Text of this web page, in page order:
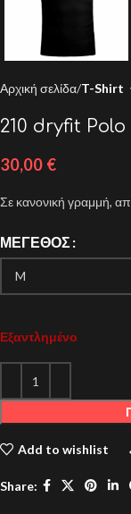
Αρχική σελίδα T-Shirt
210 dryfit Polo
30,00 €
Σε κανονική γραμμή,
ΜΈΓΕΘΟΣ
Εξαντλημένο
Add to wishlist
Share: